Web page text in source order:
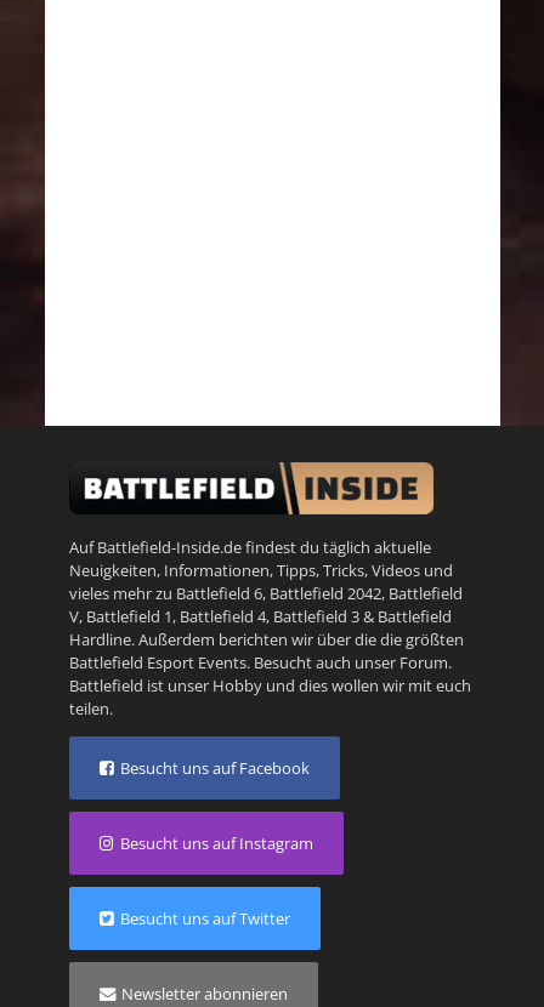
Auf Battlefield-Inside.de findest du täglich aktuelle
Neuigkeiten, Informationen, Tipps, Tricks, Videos und
vieles mehr zu Battlefield 6, Battlefield 2042, Battlefield
V, Battlefield 1, Battlefield 4, Battlefield 3& Battlefield
Hardline. Außerdem berichten wir über die die größten
Battlefield Esport Events. Besucht auch unser Forum.
Battlefield ist unser Hobby und dies wollen wir mit euch
teilen.
Besucht uns auf Facebook
Besucht uns auf Instagram
Besucht uns auf Twitter
Newsletter abonnieren